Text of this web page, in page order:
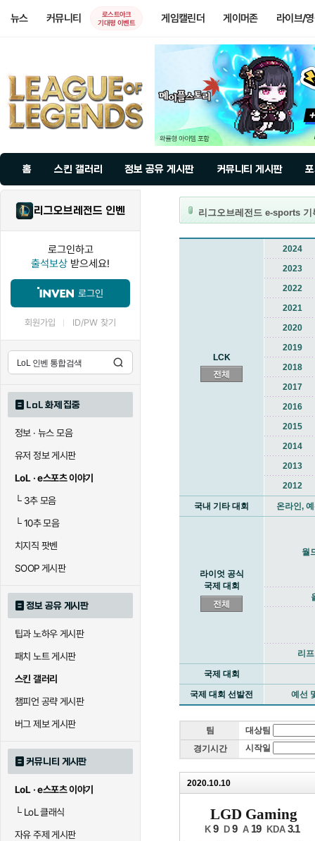
뉴스 커뮤니티
로스트아크
기대평 이벤트
게임캘린더 게이머존 라이브/
홈 스킨 갤러리 정보 공유 게시판 커뮤니티 게시판
리그오브레전드 인벤
로그인하고
출석보상 받으세요!
로그인
회원가입 ID/PW 찾기
LoL 화제 집중
정보 · 뉴스 모음
유저 정보 게시판
LoL · e스포츠 이야기
└3추 모음
└10추 모음
치지직 팟벤
SOOP 게시판
정보 공유 게시판
팁과 노하우 게시판
패치 노트 게시판
스킨 갤러리
챔피언 공략 게시판
버그 제보 게시판
커뮤니티 게시판
LoL · e스포츠 이야기
└LoL 클래식
자유 주제 게시판
리그오브레전드 e-sports
LCK
전체
2024
2023
2022
2021
2020
2019
2018
2017
2016
2015
2014
2013
2012
국내 기타 대회 온라인,
라이엇 공식
국제 대회
전체
월
리
국제 대회
국제 대회 선발전 예선
팀
대상팀
경기시간
시작일
2020.10.10
LGD Gaming
K 9 D 9 A 19 KDA 3.1